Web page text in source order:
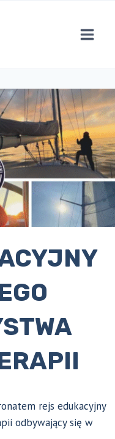
rejs edukacyjny
odbywający się w